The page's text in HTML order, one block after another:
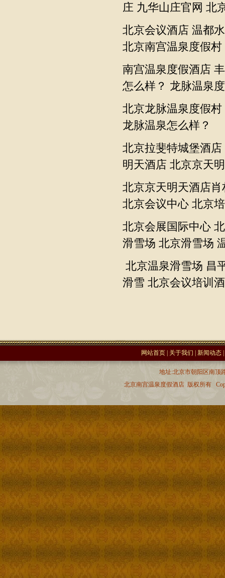
庄 九华山庄官网 北
北京会议酒店 温都
北京南宫温泉度假村
南宫温泉度假酒店
怎么样？ 龙脉温泉
北京龙脉温泉度假村
龙脉温泉怎么样？
北京拉斐特城堡酒店
明天酒店 北京京天
北京京天明天酒店肖
北京会议中心 北京
北京会展国际中心
滑雪场 北京滑雪场
北京温泉滑雪场 昌
滑雪 北京会议培训
网站首页 关于我们 新闻动态
地址:北京市朝阳区南顶
北京南宫温泉度假酒店 版权所有